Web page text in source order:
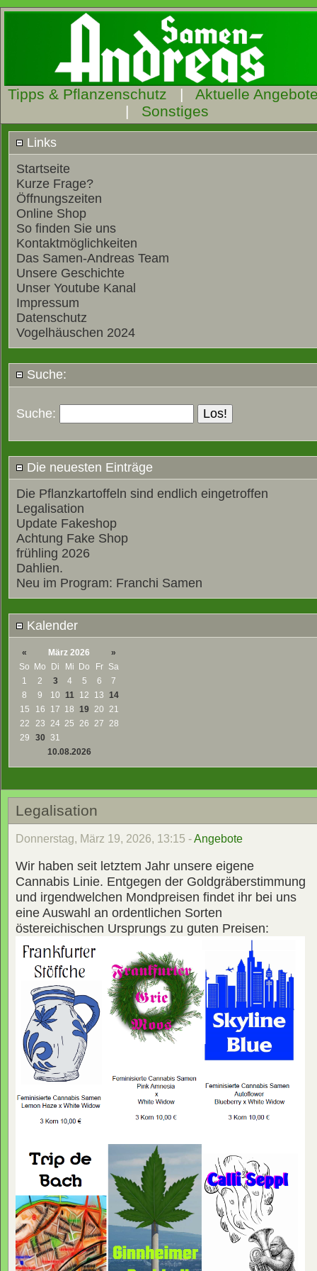
Tipps & Pflanzenschutz | Aktuelle
| Sonstiges
Links
Startseite
Kurze Frage?
Öffnungszeiten
Online Shop
So finden Sie uns
Kontaktmöglichkeiten
Das Samen-Andreas Team
Unsere Geschichte
Unser Youtube Kanal
Impressum
Datenschutz
Vogelhäuschen 2024
Suche:
Suche:
Die neuesten Einträge
Die Pflanzkartoffeln sind endlich eingetroffen
Legalisation
Update Fakeshop
Achtung Fake Shop
frühling 2026
Dahlien.
Neu im Program: Franchi Samen
Kalender
« März 2026
»
So Mo Di Mi Do Fr
Sa
1
2 3 4 5 6
7
8
9 10 11 12 13 14
15
16 17 18 19 20 21
22
23 24 25 26 27 28
29
30 31
10.08.2026
Legalisation
Donnerstag, März 19, 2026, 13:15 -Angebote
Wir haben seit letztem Jahr unsere eigene
Cannabis Linie. Entgegen der Goldgräberstimmung
und irgendwelchen Mondpreisen findet ihr bei uns
eine Auswahl an ordentlichen Sorten
östereichischen Ursprungs zu guten Preisen: